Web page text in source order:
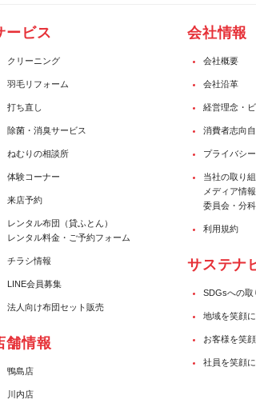
ービス
クリーニング
羽毛リフォーム
打ち直し
除菌・消臭サービス
ねむりの相談所
体験コーナー
来店予約
レンタル布団（貸ふとん）
レンタル料金・ご予約フォーム
チラシ情報
LINE会員募集
法人向け布団セット販売
舗情報
鴨島店
川内店
会社情報
会社概要
会社沿革
経営理念・
消費者志向
プライバシ
当社の取り
メディア情
委員会・分
利用規約
サステナ
SDGsへの取
地域を笑顔に
お客様を笑
社員を笑顔に